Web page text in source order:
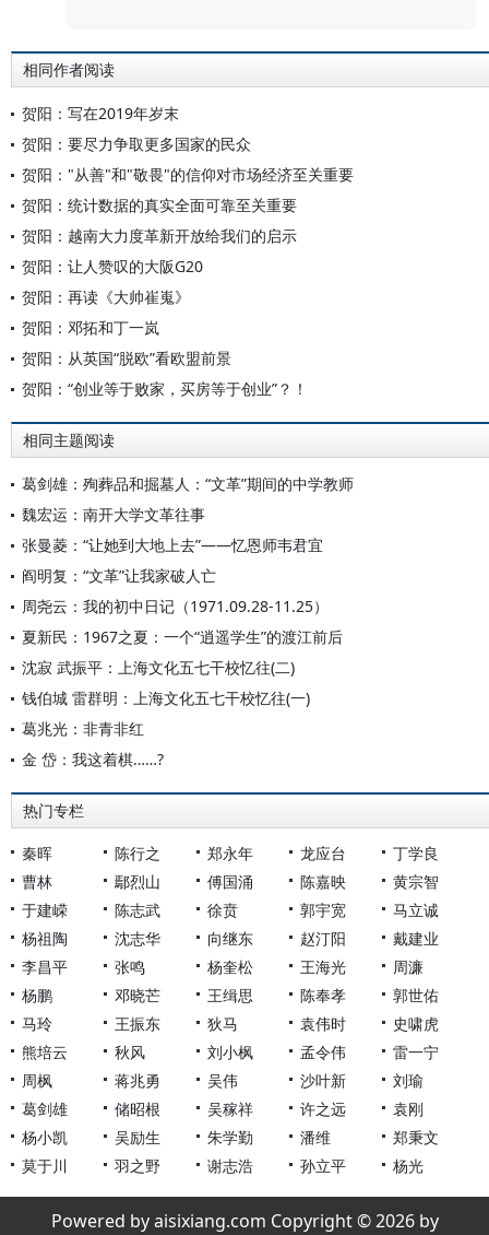
相同作者阅读
贺阳：写在2019年岁末
贺阳：要尽力争取更多国家的民众
贺阳："从善"和"敬畏"的信仰对市场经济至关重要
贺阳：统计数据的真实全面可靠至关重要
贺阳：越南大力度革新开放给我们的启示
贺阳：让人赞叹的大阪G20
贺阳：再读《大帅崔嵬》
贺阳：邓拓和丁一岚
贺阳：从英国“脱欧”看欧盟前景
贺阳：“创业等于败家，买房等于创业”？！
相同主题阅读
葛剑雄：殉葬品和掘墓人：“文革”期间的中学教师
魏宏运：南开大学文革往事
张曼菱：“让她到大地上去”——忆恩师韦君宜
阎明复：“文革”让我家破人亡
周尧云：我的初中日记（1971.09.28-11.25）
夏新民：1967之夏：一个“逍遥学生”的渡江前后
沈寂 武振平：上海文化五七干校忆往(二)
钱伯城 雷群明：上海文化五七干校忆往(一)
葛兆光：非青非红
金 岱：我这着棋……?
热门专栏
秦晖 陈行之 郑永年 龙应台
丁学良
曹林
鄢烈山 傅国涌 陈嘉映
黄宗智
于建嵘
陈志武 徐贲 郭宇宽
马立诚
杨祖陶
沈志华 向继东 赵汀阳
戴建业
李昌平
张鸣 杨奎松 王海光
周濂
杨鹏
邓晓芒 王缉思 陈奉孝
郭世佑
马玲
王振东 狄马 袁伟时
史啸虎
熊培云
秋风 刘小枫 孟令伟
雷一宁
周枫
蒋兆勇 吴伟 沙叶新
刘瑜
葛剑雄
储昭根 吴稼祥 许之远
袁刚
杨小凯
吴励生 朱学勤 潘维
郑秉文
莫于川
羽之野 谢志浩 孙立平 杨光
Powered by aisixiang.com Copyright © 2026 by